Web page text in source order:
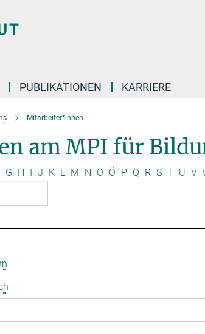
PUBLIKATIONEN KARRIERE
Mitarbeiter*innen
am MPI für
G H I J K L M N O Ö P Q R S T U V